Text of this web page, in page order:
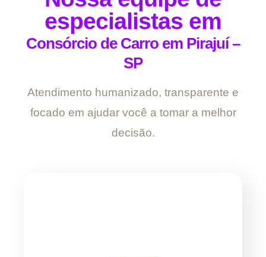
especialistas em
Consórcio de Carro em Pirajuí –
SP
Atendimento humanizado, transparente e
focado em ajudar você a tomar a melhor
decisão.